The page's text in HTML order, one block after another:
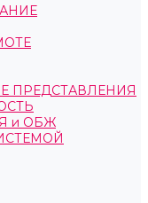
ПРЕДСТАВЛЕНИЯ
и ОБЖ